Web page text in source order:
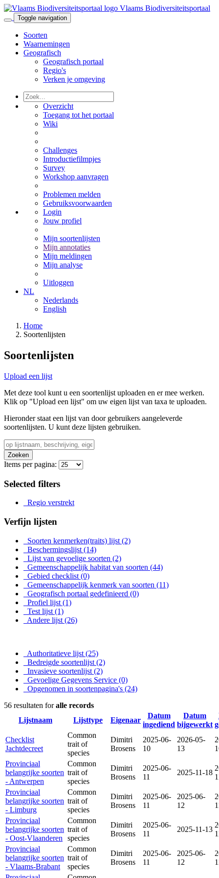
Vlaams Biodiversiteitsportaal
Toggle navigation
Soorten
Waarnemingen
Geografisch
Geografisch portaal
Regio's
Verken je omgeving
Overzicht
Toegang tot het portaal
Wiki
Challenges
Introductiefilmpjes
Survey
Workshop aanvragen
Problemen melden
Gebruiksvoorwaarden
Login
Jouw profiel
Mijn soortenlijsten
Mijn annotaties
Mijn meldingen
Mijn analyse
Uitloggen
NL
Nederlands
English
Home
Soortenlijsten
Soortenlijsten
Upload een lijst
Met deze tool kunt u een soortenlijst uploaden en er mee werken.
Klik op "Upload een lijst" om uw eigen lijst van taxa te uploaden.
Hieronder staat een lijst van door gebruikers aangeleverde
soortenlijsten. U kunt deze lijsten gebruiken.
Zoeken
Items per pagina:
Selected filters
Regio verstrekt
Verfijn lijsten
Soorten kenmerken(traits) lijst (2)
Beschermingslijst (14)
Lijst van gevoelige soorten (2)
Gemeenschappelijk habitat van soorten (44)
Gebied checklist (0)
Gemeenschappelijk kenmerk van soorten (11)
Geografisch portaal gedefinieerd (0)
Profiel lijst (1)
Test lijst (1)
Andere lijst (26)
Authoritatieve lijst (25)
Bedreigde soortenlijst (2)
Invasieve soortenlijst (2)
Gevoelige Gegevens Service (0)
Opgenomen in soortenpagina's (24)
56 resultaten foralle records
Lijstnaam
Lijsttype Eigenaar
Datum
ingediend
Datum
bijgewerkt
Checklist
Jachtdecreet
Common
trait of
species
Dimitri
Brosens
2025-06-
10
2026-05-
13
Provinciaal
belangrijke soorten
- Antwerpen
Common
trait of
species
Dimitri
Brosens
2025-06-
11
2025-11-18
Provinciaal
belangrijke soorten
- Limburg
Common
trait of
species
Dimitri
Brosens
2025-06-
11
2025-06-
12
Provinciaal
belangrijke soorten
- Oost-Vlaanderen
Common
trait of
species
Dimitri
Brosens
2025-06-
11
2025-11-13
Provinciaal
belangrijke soorten
- Vlaams-Brabant
Common
trait of
species
Dimitri
Brosens
2025-06-
11
2025-06-
12